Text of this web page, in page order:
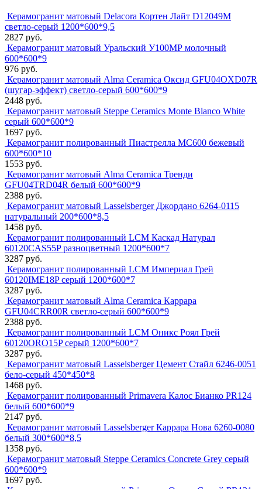
Керамогранит матовый Delacora Кортен Лайт D12049M
светло-серый 1200*600*9,5
2827 руб.
Керамогранит матовый Уральский У100МР молочный
600*600*9
976 руб.
Керамогранит матовый Alma Ceramica Оксид GFU04OXD07R
(шугар-эффект) светло-серый 600*600*9
2448 руб.
Керамогранит матовый Steppe Ceramics Monte Blanco White
серый 600*600*9
1697 руб.
Керамогранит полированный Пиастрелла МС600 бежевый
600*600*10
1553 руб.
Керамогранит матовый Alma Ceramica Тренди
GFU04TRD04R белый 600*600*9
2388 руб.
Керамогранит матовый Lasselsberger Джордано 6264-0115
натуральный 200*600*8,5
1458 руб.
Керамогранит полированный LCM Каскад Натурал
60120CAS55P разноцветный 1200*600*7
3287 руб.
Керамогранит полированный LCM Империал Грей
60120IME18P серый 1200*600*7
3287 руб.
Керамогранит матовый Alma Ceramica Каррара
GFU04CRR00R светло-серый 600*600*9
2388 руб.
Керамогранит полированный LCM Оникс Роял Грей
60120ORO15P серый 1200*600*7
3287 руб.
Керамогранит матовый Lasselsberger Цемент Стайл 6246-0051
бело-серый 450*450*8
1468 руб.
Керамогранит полированный Primavera Калос Бианко PR124
белый 600*600*9
2147 руб.
Керамогранит матовый Lasselsberger Каррара Нова 6260-0080
белый 300*600*8,5
1358 руб.
Керамогранит матовый Steppe Ceramics Concrete Grey серый
600*600*9
1697 руб.